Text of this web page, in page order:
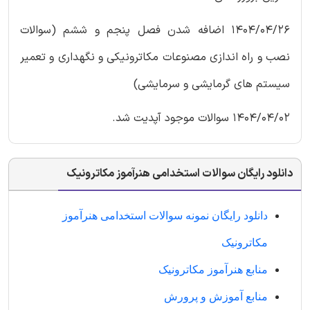
1404/04/26 اضافه شدن فصل پنجم و ششم (سوالات
نصب و راه اندازی مصنوعات مکاترونیکی و نگهداری و تعمیر
سیستم های گرمایشی و سرمایشی)
1404/04/02 سوالات موجود آپدیت شد.
دانلود رایگان سوالات استخدامی هنرآموز مکاترونیک
دانلود رایگان نمونه سوالات استخدامی هنرآموز
مکاترونیک
منابع هنرآموز مکاترونیک
منابع آموزش و پرورش